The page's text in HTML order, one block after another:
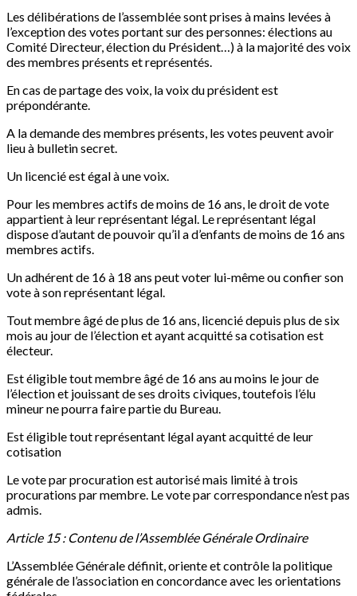
Les délibérations de l’assemblée sont prises à mains levées à
l’exception des votes portant sur des personnes: élections au
Comité Directeur, élection du Président…) à la majorité des voix
des membres présents et représentés.
En cas de partage des voix, la voix du président est
prépondérante.
A la demande des membres présents, les votes peuvent avoir
lieu à bulletin secret.
Un licencié est égal à une voix.
Pour les membres actifs de moins de 16 ans, le droit de vote
appartient à leur représentant légal. Le représentant légal
dispose d’autant de pouvoir qu’il a d’enfants de moins de 16 ans
membres actifs.
Un adhérent de 16 à 18 ans peut voter lui-même ou confier son
vote à son représentant légal.
Tout membre âgé de plus de 16 ans, licencié depuis plus de six
mois au jour de l’élection et ayant acquitté sa cotisation est
électeur.
Est éligible tout membre âgé de 16 ans au moins le jour de
l’élection et jouissant de ses droits civiques, toutefois l’élu
mineur ne pourra faire partie du Bureau.
Est éligible tout représentant légal ayant acquitté de leur
cotisation
Le vote par procuration est autorisé mais limité à trois
procurations par membre. Le vote par correspondance n’est pas
admis.
Article 15 : Contenu de l’Assemblée Générale Ordinaire
L’Assemblée Générale définit, oriente et contrôle la politique
générale de l’association en concordance avec les orientations